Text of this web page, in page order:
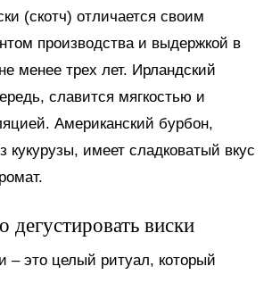
(скотч) отличается своим
производства и выдержкой в
менее трех лет. Ирландский
славится мягкостью и
Американский бурбон,
кукурузы, имеет сладковатый вкус
дегустировать виски
– это целый ритуал, который